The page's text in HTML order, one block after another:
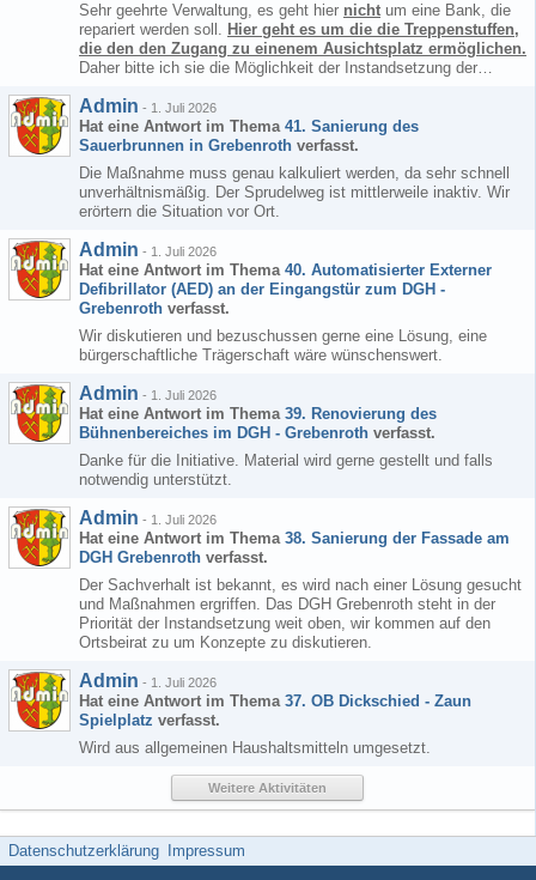
Sehr geehrte Verwaltung, es geht hier nicht um eine Bank, die
repariert werden soll. Hier geht es um die die Treppenstuffen,
die den den Zugang zu einenem Ausichtsplatz ermöglichen.
Daher bitte ich sie die Möglichkeit der Instandsetzung der…
Admin - 1. Juli 2026
Hat eine Antwort im Thema 41. Sanierung des
Sauerbrunnen in Grebenroth verfasst.
Die Maßnahme muss genau kalkuliert werden, da sehr schnell
unverhältnismäßig. Der Sprudelweg ist mittlerweile inaktiv. Wir
erörtern die Situation vor Ort.
Admin - 1. Juli 2026
Hat eine Antwort im Thema 40. Automatisierter Externer
Defibrillator (AED) an der Eingangstür zum DGH -
Grebenroth verfasst.
Wir diskutieren und bezuschussen gerne eine Lösung, eine
bürgerschaftliche Trägerschaft wäre wünschenswert.
Admin - 1. Juli 2026
Hat eine Antwort im Thema 39. Renovierung des
Bühnenbereiches im DGH - Grebenroth verfasst.
Danke für die Initiative. Material wird gerne gestellt und falls
notwendig unterstützt.
Admin - 1. Juli 2026
Hat eine Antwort im Thema 38. Sanierung der Fassade am
DGH Grebenroth verfasst.
Der Sachverhalt ist bekannt, es wird nach einer Lösung gesucht
und Maßnahmen ergriffen. Das DGH Grebenroth steht in der
Priorität der Instandsetzung weit oben, wir kommen auf den
Ortsbeirat zu um Konzepte zu diskutieren.
Admin - 1. Juli 2026
Hat eine Antwort im Thema 37. OB Dickschied - Zaun
Spielplatz verfasst.
Wird aus allgemeinen Haushaltsmitteln umgesetzt.
Weitere Aktivitäten
Datenschutzerklärung Impressum